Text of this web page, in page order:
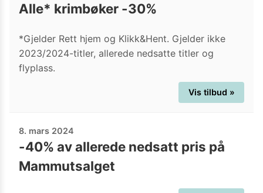
Alle* krimbøker -30%
*Gjelder Rett hjem og Klikk&Hent. Gjelder ikke
2023/2024-titler, allerede nedsatte titler og
flyplass.
Vis tilbud »
8. mars 2024
-40% av allerede nedsatt pris på
Mammutsalget